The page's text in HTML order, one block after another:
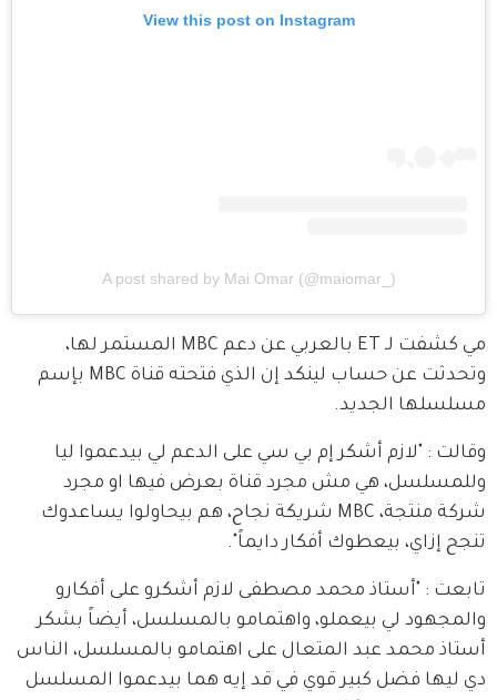
View this post on Instagram
A post shared by Mai Omar (@maiomar_)
مي كشفت لـ ET بالعربي عن دعم MBC المستمر لها،
وتحدثت عن حساب لينكد إن الذي فتحته قناة MBC بإسم
مسلسلها الجديد.
وقالت : "لازم أشكر إم بي سي على الدعم لي بيدعموا ليا
وللمسلسل، هي مش مجرد قناة بعرض فيها او مجرد
شركة منتجة، MBC شريكة نجاح، هم بيحاولوا يساعدوك
تنجح إزاي، بيعطوك أفكار دايماً".
تابعت : "أستاذ محمد مصطفى لازم أشكرو على أفكارو
والمجهود لي بيعملو، واهتمامو بالمسلسل، أيضاً بشكر
أستاذ محمد عبد المتعال على اهتمامو بالمسلسل، الناس
دي ليها فضل كبير قوي في قد إيه هما بيدعموا المسلسل